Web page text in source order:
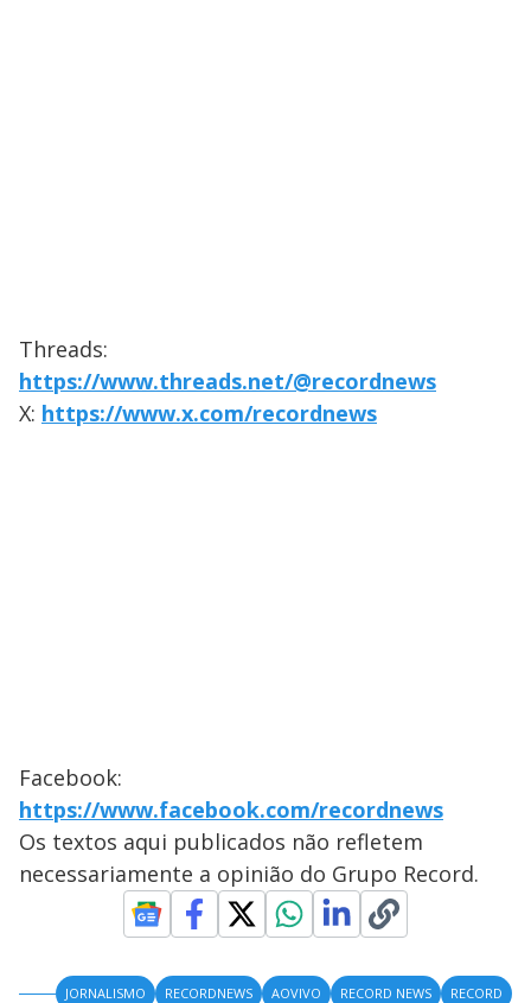
Threads:
https://www.threads.net/@recordnews
X: https://www.x.com/recordnews
Facebook:
https://www.facebook.com/recordnews
Os textos aqui publicados não refletem
necessariamente a opinião do Grupo Record.
JORNALISMO RECORDNEWS AOVIVO RECORD NEWS
RECORD